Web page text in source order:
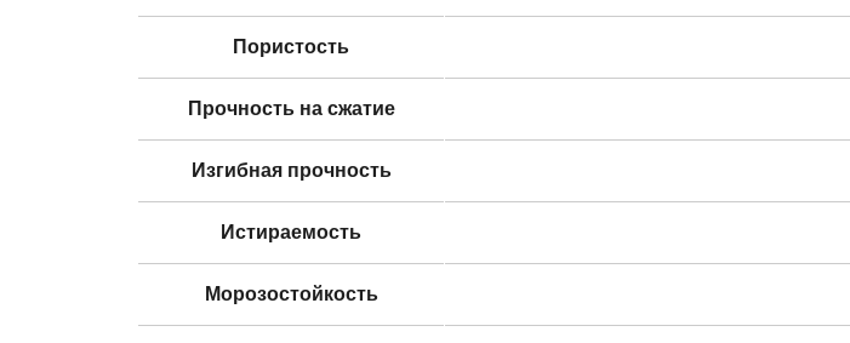
Пористость
Прочность на сжатие
Изгибная прочность
Истираемость
Морозостойкость